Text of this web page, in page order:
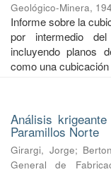
Geológico-Minera,
Informe sobre la
por intermedio
incluyendo planos
como una
Análisis
Paramillos Norte
Girargi, Jorge;
General de